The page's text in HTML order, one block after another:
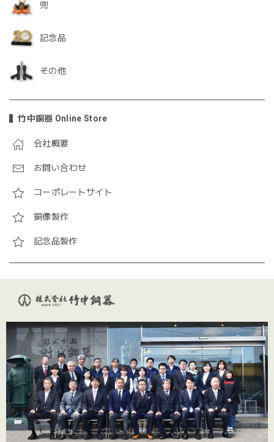
兜
記念品
その他
竹中銅器 Online Store
会社概要
お問い合わせ
コーポレートサイト
銅像製作
記念品製作